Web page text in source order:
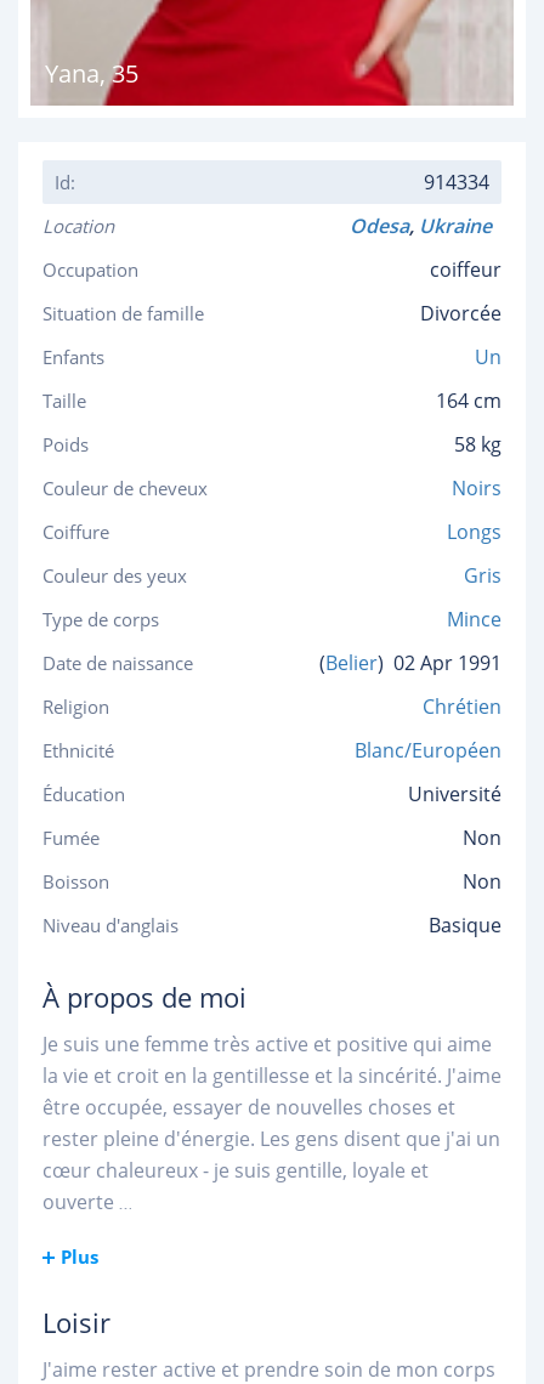
Yana,35
Id: 914334
Location Odesa, Ukraine
Occupation coiffeur
Situation de famille Divorcée
Enfants Un
Taille 164 cm
Poids 58 kg
Couleur de cheveux Noirs
Coiffure Longs
Couleur des yeux Gris
Type de corps Mince
Date de naissance (Belier) 02 Apr 1991
Religion Chrétien
Ethnicité Blanc/Européen
Éducation Université
Fumée Non
Boisson Non
Niveau d'anglais Basique
À propos de moi
Je suis une femme très active et positive qui aime
la vie et croit en la gentillesse et la sincérité. J'aime
être occupée, essayer de nouvelles choses et
rester pleine d'énergie. Les gens disent que j'ai un
cœur chaleureux - je suis gentille, loyale et
ouverte ...
Plus
Loisir
J'aime rester active et prendre soin de mon corps